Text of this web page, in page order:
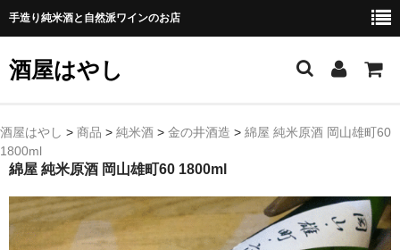
手造り純米酒と自然派ワインのお店
酒屋はやし
ホーム
商品カテゴリー
純 米 酒
よえもん 川村酒造店（岩手県花巻市）
酒屋はやし > 商品 > 純米酒 > 金の井酒造 > 綿屋 純米原酒 岡山雄町60
1800ml
綿屋 純米原酒 岡山雄町60 1800ml